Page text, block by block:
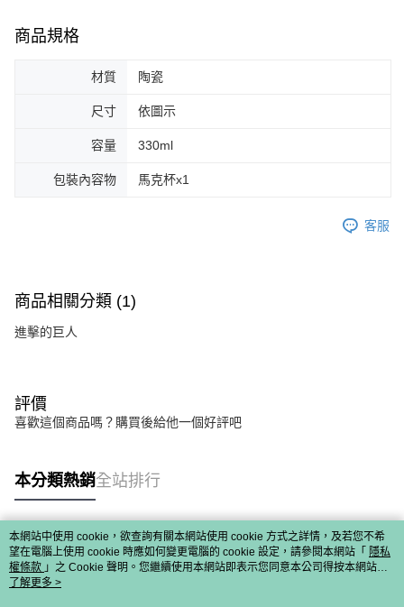
商品規格
材質 陶瓷
尺寸 依圖示
容量 330ml
包裝內容物 馬克杯x1
客服
商品相關分類 (1)
進擊的巨人
評價
喜歡這個商品嗎？購買後給他一個好評吧
本分類熱銷全站排行
熱門標籤
本網站中使用 cookie，欲查詢有關本網站使用 cookie 方式之詳情，及若您不希
望在電腦上使用 cookie 時應如何變更電腦的 cookie 設定，請參閱本網站「 隱私
權條款 」之 Cookie 聲明。您繼續使用本網站即表示您同意本公司得按本網站使
用條款之 Cookie 聲明使用 cookie。
了解更多 >